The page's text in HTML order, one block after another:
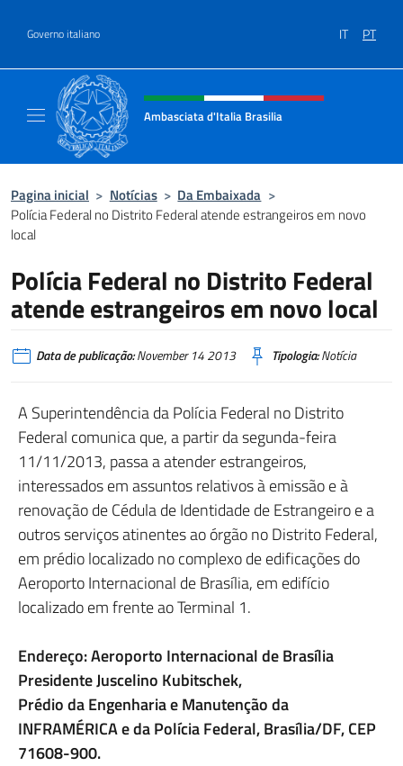
Governo italiano IT PT
Site, social e cabeçalho do menu
Ambasciata d'Italia Brasilia
Pagina inicial > Notícias > Da Embaixada >
Polícia Federal no Distrito Federal atende estrangeiros em novo
local
Polícia Federal no Distrito Federal
atende estrangeiros em novo local
Data de publicação:November 14 2013 Tipologia:Notícia
A Superintendência da Polícia Federal no Distrito
Federal comunica que, a partir da segunda-feira
11/11/2013, passa a atender estrangeiros,
interessados em assuntos relativos à emissão e à
renovação de Cédula de Identidade de Estrangeiro e a
outros serviços atinentes ao órgão no Distrito Federal,
em prédio localizado no complexo de edificações do
Aeroporto Internacional de Brasília, em edifício
localizado em frente ao Terminal 1.
Endereço: Aeroporto Internacional de Brasília
Presidente Juscelino Kubitschek,
Prédio da Engenharia e Manutenção da
INFRAMÉRICA e da Polícia Federal, Brasília/DF, CEP
71608-900.